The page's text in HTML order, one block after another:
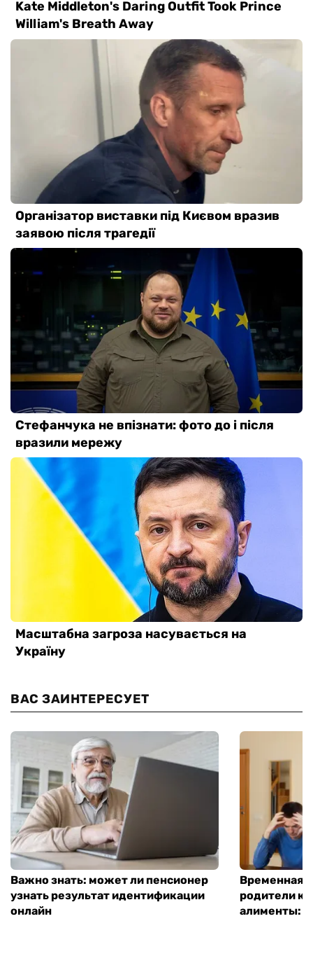
ВАС ЗАИНТЕРЕСУЕТ
Важно знать: может ли пенсионер
узнать результат идентификации
онлайн
Временная
родители
алименты: